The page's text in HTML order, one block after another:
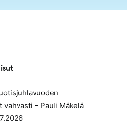
– Pauli Mäkelä